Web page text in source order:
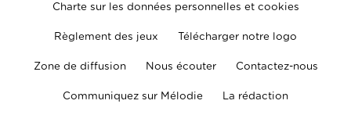
Charte sur les données personnelles et cookies
Règlement des jeux Télécharger notre logo
Zone de diffusion Nous écouter Contactez-nous
Communiquez sur Mélodie La rédaction